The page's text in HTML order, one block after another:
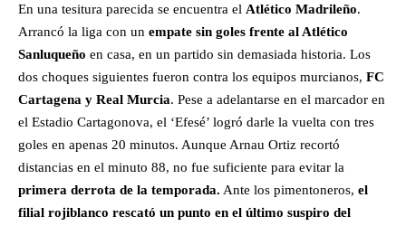
En una tesitura parecida se encuentra el Atlético Madrileño.
Arrancó la liga con un empate sin goles frente al Atlético
Sanluqueño en casa, en un partido sin demasiada historia. Los
dos choques siguientes fueron contra los equipos murcianos, FC
Cartagena y Real Murcia. Pese a adelantarse en el marcador en
el Estadio Cartagonova, el ‘Efesé’ logró darle la vuelta con tres
goles en apenas 20 minutos. Aunque Arnau Ortiz recortó
distancias en el minuto 88, no fue suficiente para evitar la
primera derrota de la temporada. Ante los pimentoneros, el
filial rojiblanco rescató un punto en el último suspiro del